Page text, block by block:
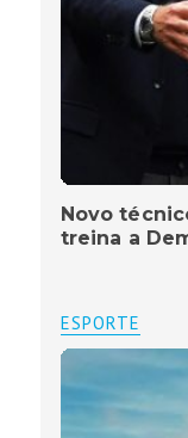
Novo
treina a
ESPORTE